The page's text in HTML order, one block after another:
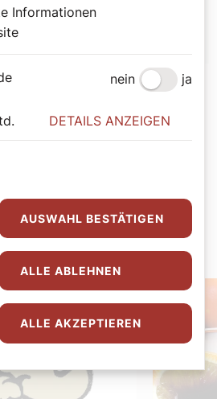
auch
Informationen
nein ja
DETAILS ANZEIGEN
AUSWAHL BESTÄTIGEN
ALLE ABLEHNEN
ALLE AKZEPTIEREN